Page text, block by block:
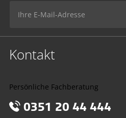
Kontakt
Persönliche Fachberatung
0351 20 44 444